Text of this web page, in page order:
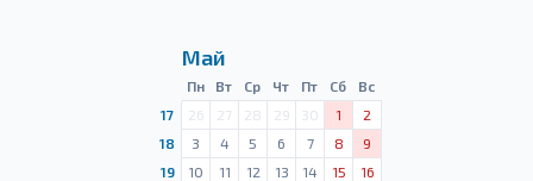
Май
Пн Вт Ср Чт Пт Сб
Вс
17
26 27 28 29 30 1
2
18
3 4 5 6 7 8
9
19
10 11 12 13 14 15
16